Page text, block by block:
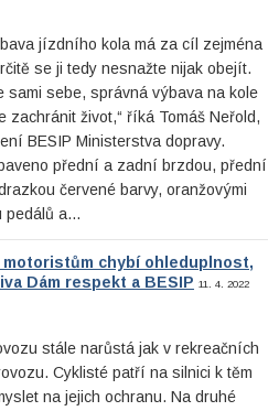
jízdního kola má za cíl zejména
se ji tedy nesnažte nijak obejít.
sebe, správná výbava na kole
zachránit život,“ říká Tomáš Neřold,
BESIP Ministerstva dopravy.
přední a zadní brzdou, přední
červené barvy, oranžovými
pedálů a…
motoristům chybí ohleduplnost,
Dám respekt a BESIP 11. 4. 2022
stále narůstá jak v rekreačních
Cyklisté patří na silnici k těm
na jejich ochranu. Na druhé